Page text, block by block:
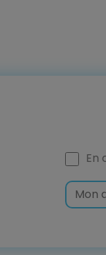
En